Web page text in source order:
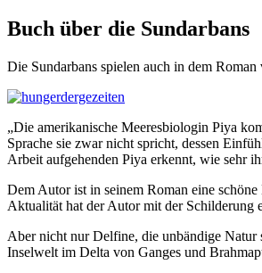
Buch über die Sundarbans
Die Sundarbans spielen auch in dem Roman
„Die amerikanische Meeresbiologin Piya
Sprache sie zwar nicht spricht, dessen
Arbeit aufgehenden Piya erkennt, wie sehr
Dem Autor ist in seinem Roman eine
Aktualität hat der Autor mit der Schilderung
Aber nicht nur Delfine, die unbändige Natur
Inselwelt im Delta von Ganges und